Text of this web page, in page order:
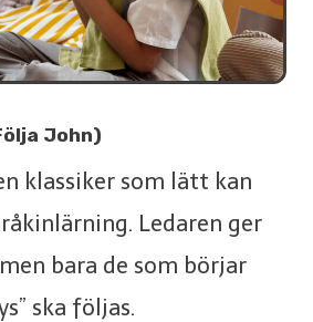
John)
klassiker som lätt kan
Ledaren ger
bara de som börjar
ska följas.